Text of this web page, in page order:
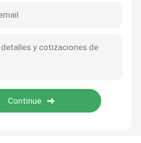
de solda
de lustro